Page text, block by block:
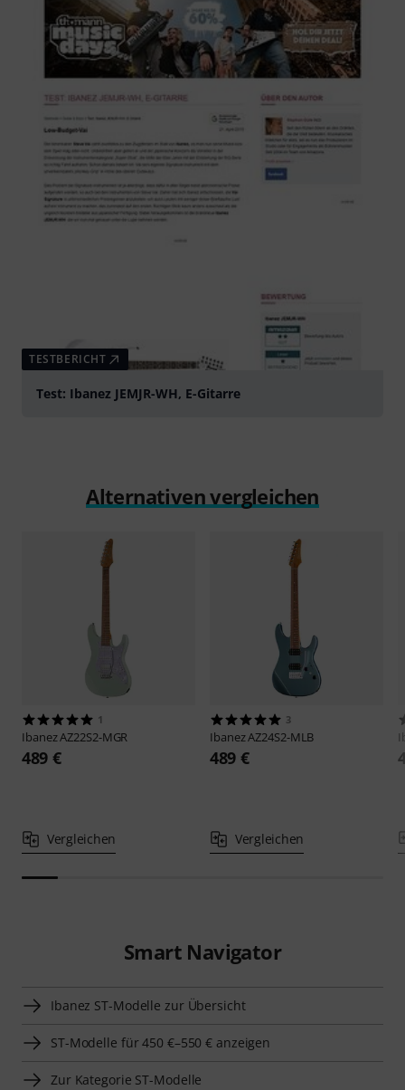
TESTBERICHT
Test: Ibanez JEMJR-WH, E-Gitarre
Alternativen vergleichen
1
IbanezAZ22S2-MGR
489 €
Vergleichen
3
IbanezAZ24S2-MLB
489 €
Vergleichen
Smart Navigator
Ibanez ST-Modelle zur Übersicht
ST-Modelle für 450 €–550 € anzeigen
Zur Kategorie ST-Modelle